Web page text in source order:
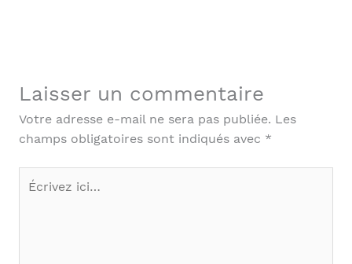
Laisser un commentaire
Votre adresse e-mail ne sera pas publiée. Les
champs obligatoires sont indiqués avec *
Écrivez